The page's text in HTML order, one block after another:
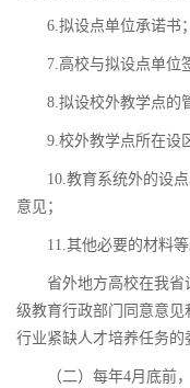
6.拟设点单位承诺书；
7.高校与拟设点单位
8.拟设校外教学点的
9.校外教学点所在设
10.教育系统外的设
意见；
11.其他必要的材料等
省外地方高校在我省
级教育行政部门同意意见
行业紧缺人才培养任务的
（二）每年4月底前